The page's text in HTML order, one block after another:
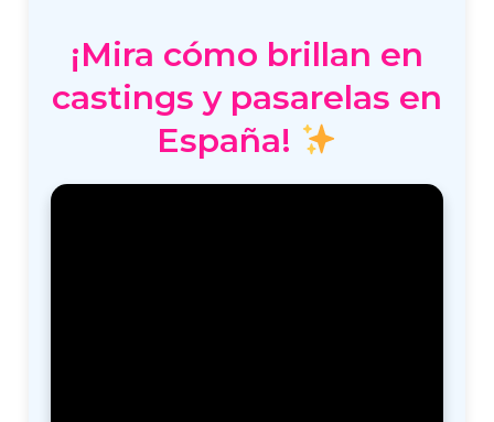
¡Mira cómo brillan en
castings y pasarelas en
España!